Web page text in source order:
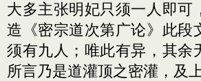
大多主张明妃只须一人即可
造《密宗道次第广论》此段
须有九人；唯此有异，其余
所言乃是道灌顶之密灌，及